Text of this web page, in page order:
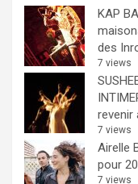
KAP
des
7 views
revenir
7 views
Airelle
pour
7 views